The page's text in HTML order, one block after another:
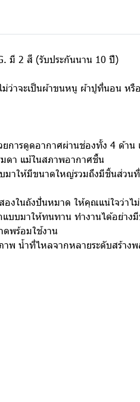
มี 2 สี (รับประกันนาน 10 ปี)
ม่ว่าจะเป็นผ้าขนหนู ผ้าปูที่นอน
การดูดอากาศผ่านช่องทั้ง 4 ด้า
ดา แม้ในสภาพอากาศชื้น
ให้มีขนาดใหญ่รวมถึงมีชิ้นส่วน
งในถังปั่นหมาด ให้คุณแน่ใจว่า
บบมาให้ทนทาน ทำงานได้อย่า
ดพร้อมใช้งาน
น้ำที่ไหลจากหลายระดับสร้าง